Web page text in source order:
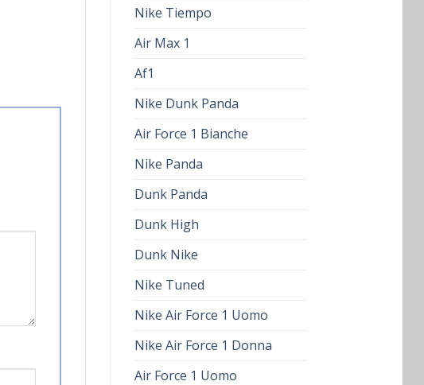
Nike Tiempo
Air Max 1
Af1
Nike Dunk Panda
Air Force 1 Bianche
Nike Panda
Dunk Panda
Dunk High
Dunk Nike
Nike Tuned
Nike Air Force 1 Uomo
Nike Air Force 1 Donna
Air Force 1 Uomo